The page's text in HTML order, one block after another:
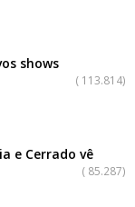
shows
( 113.814)
e Cerrado vê
( 85.287)